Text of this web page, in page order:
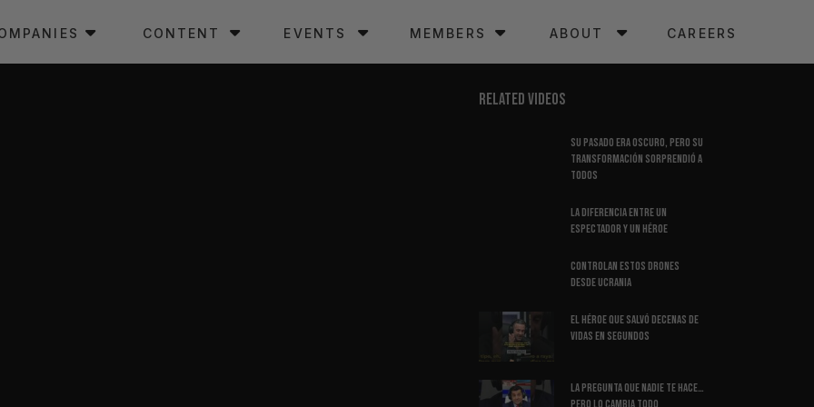
CONTENT EVENTS MEMBERS ABOUT CAREERS
RELATED VIDEOS
Su Pasado Era Oscuro, Pero Su
Transformación Sorprendió A
Todos
La Diferencia Entre Un
Espectador Y Un Héroe
Controlan Estos Drones
Desde Ucrania
El Héroe Que Salvó Decenas de
Vidas en Segundos
La Pregunta Que Nadie Te Hace…